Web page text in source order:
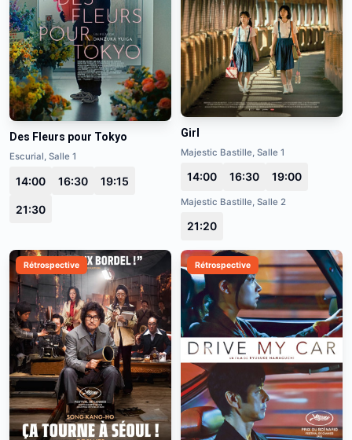
Des Fleurs pour Tokyo
Escurial, Salle 1
14:00 16:30 19:15
21:30
Girl
Majestic Bastille, Salle 1
14:00 16:30 19:00
Majestic Bastille, Salle 2
21:20
Rétrospective Rétrospective